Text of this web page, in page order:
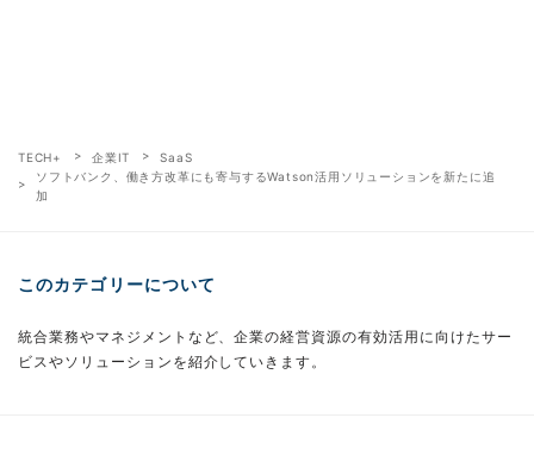
TECH+ 企業IT
SaaS
ソフトバンク、働き方改革にも寄与するWatson活用ソリューションを新たに追
加
このカテゴリーについて
統合業務やマネジメントなど、企業の経営資源の有効活用に向けたサー
ビスやソリューションを紹介していきます。